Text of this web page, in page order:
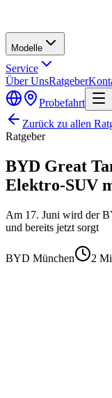
Modelle
Service
Über UnsRatgeber
Probefahrt
Zurück zu allen
Ratgeber
BYD Great
Elektro-SUV
Am 17. Juni wird der
und bereits jetzt sorgt
BYD München 2